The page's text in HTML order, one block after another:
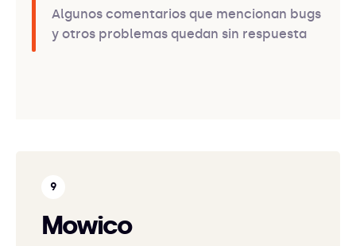
Algunos comentarios que mencionan bugs
y otros problemas quedan sin respuesta
Mowico